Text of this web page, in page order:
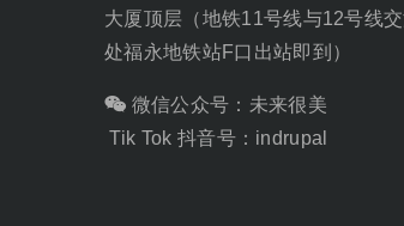
大厦顶层（地铁11号线与12号线
处福永地铁站F口出站即到）
微信公众号：未来很美
Tik Tok 抖音号：indrupal